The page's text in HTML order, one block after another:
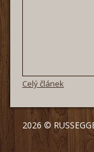
Celý článek
2026 ©